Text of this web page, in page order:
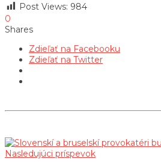
Post Views: 984
0
Shares
Zdieľať na Facebooku
Zdieľať na Twitter
Nasledujúci príspevok